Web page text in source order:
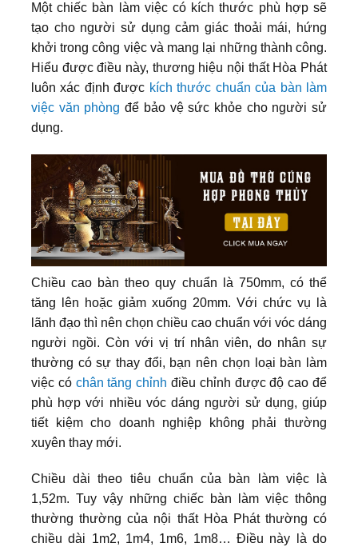
Một chiếc bàn làm việc có kích thước phù hợp sẽ
tạo cho người sử dụng cảm giác thoải mái, hứng
khởi trong công việc và mang lại những thành công.
Hiểu được điều này, thương hiệu nội thất Hòa Phát
luôn xác định được kích thước chuẩn của bàn làm
việc văn phòng để bảo vệ sức khỏe cho người sử
dụng.
Chiều cao bàn theo quy chuẩn là 750mm, có thể
tăng lên hoặc giảm xuống 20mm. Với chức vụ là
lãnh đạo thì nên chọn chiều cao chuẩn với vóc dáng
người ngồi. Còn với vị trí nhân viên, do nhân sự
thường có sự thay đổi, bạn nên chọn loại bàn làm
việc có chân tăng chỉnh điều chỉnh được độ cao để
phù hợp với nhiều vóc dáng người sử dụng, giúp
tiết kiệm cho doanh nghiệp không phải thường
xuyên thay mới.
Chiều dài theo tiêu chuẩn của bàn làm việc là
1,52m. Tuy vậy những chiếc bàn làm việc thông
thường thường của nội thất Hòa Phát thường có
chiều dài 1m2, 1m4, 1m6, 1m8… Điều này là do